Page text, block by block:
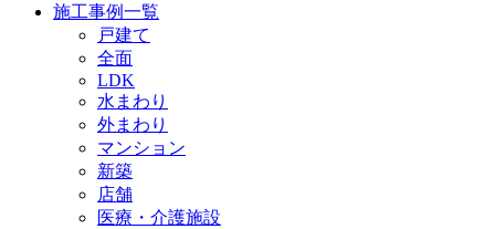
施工事例一覧
戸建て
全面
LDK
水まわり
外まわり
マンション
新築
店舗
医療・介護施設